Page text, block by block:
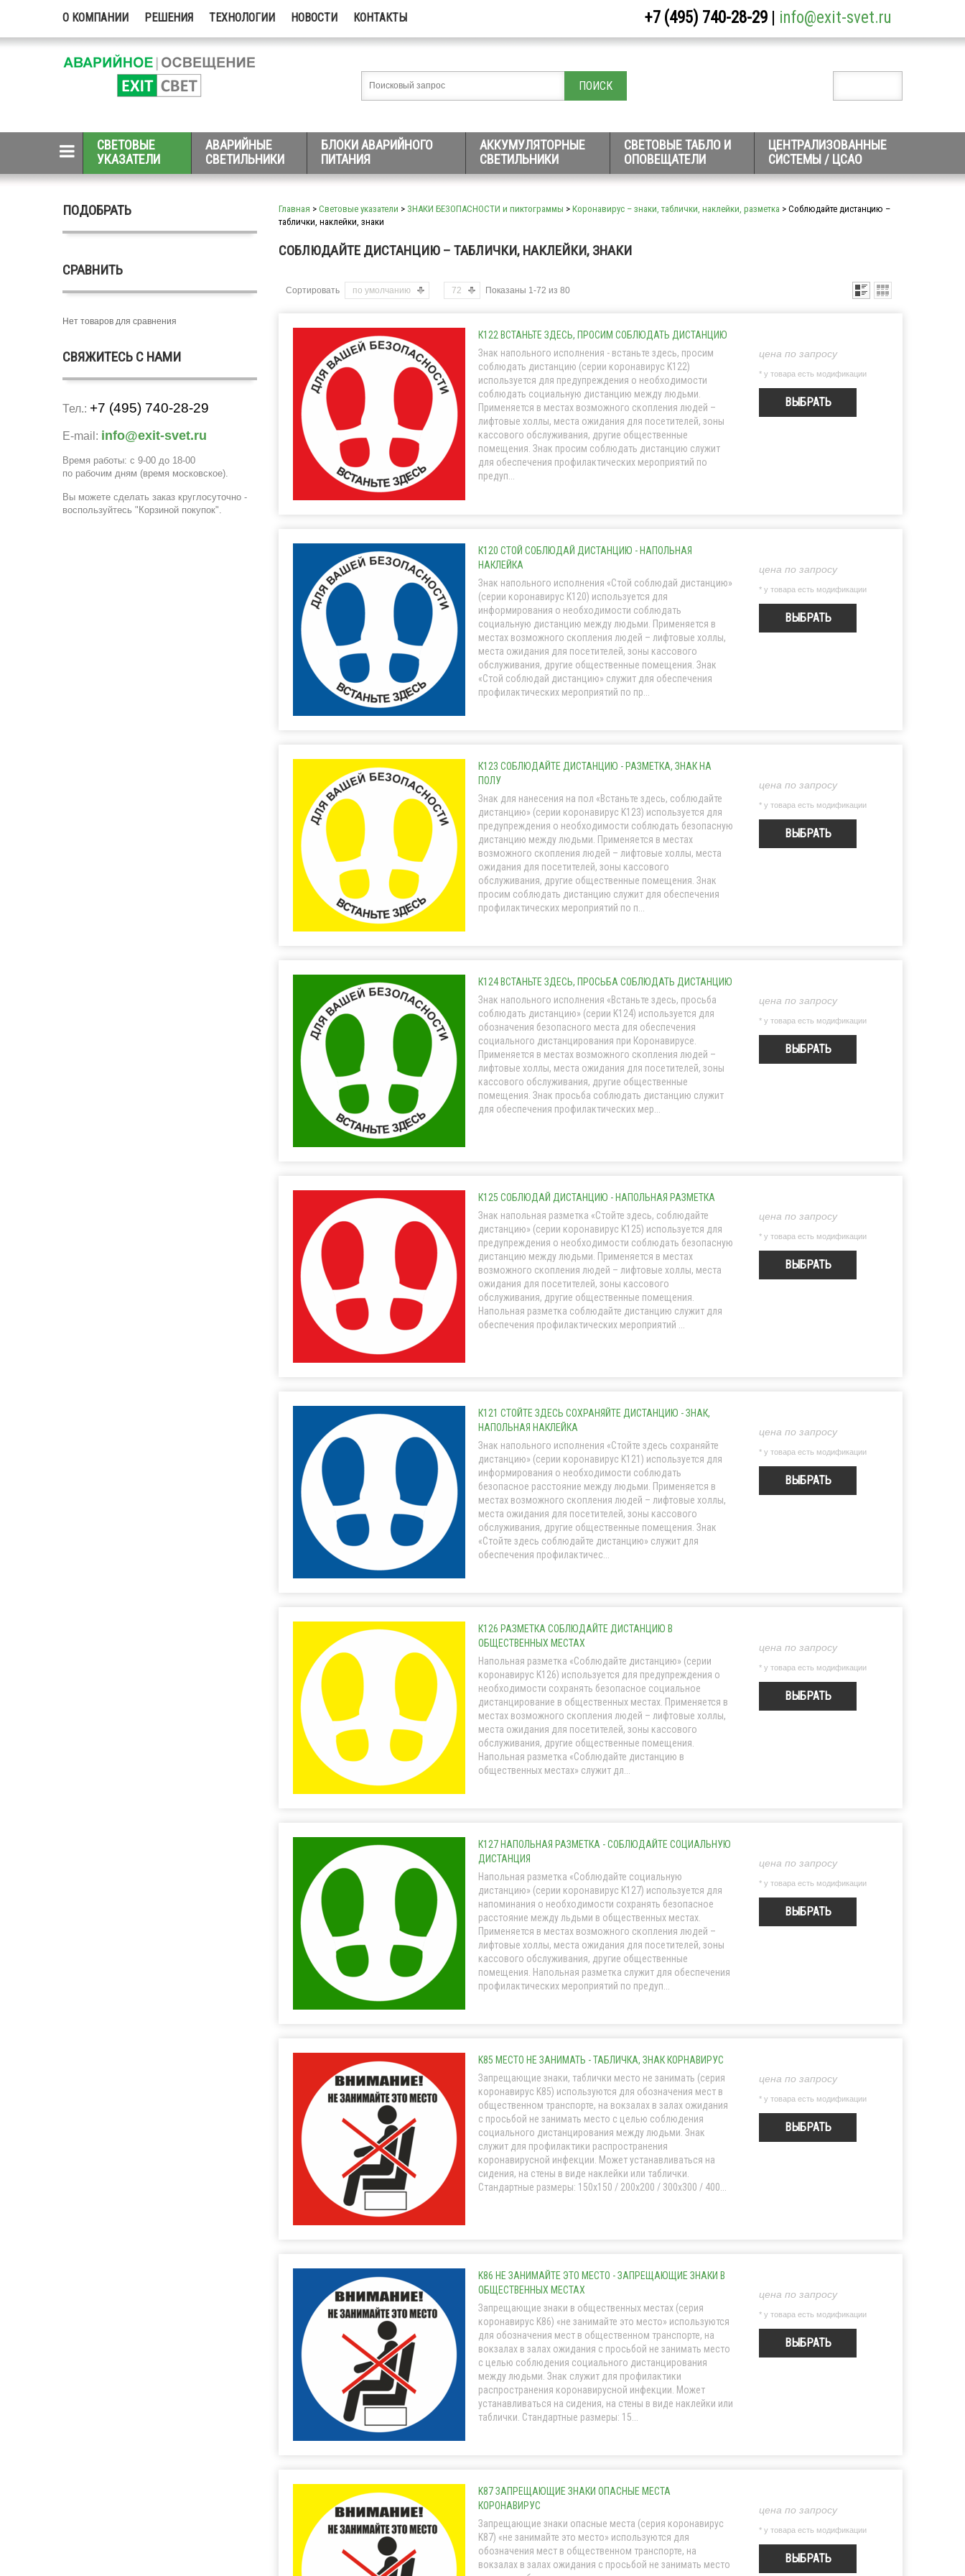
О КОМПАНИИ РЕШЕНИЯ ТЕХНОЛОГИИ НОВОСТИ КОНТАКТЫ +7 (495) 740-28-29 info@exit-svet.ru
СВЕТОВЫЕ
УКАЗАТЕЛИ
АВАРИЙНЫЕ
СВЕТИЛЬНИКИ
БЛОКИ АВАРИЙНОГО
ПИТАНИЯ
АККУМУЛЯТОРНЫЕ
СВЕТИЛЬНИКИ
СВЕТОВЫЕ ТАБЛО И
ОПОВЕЩАТЕЛИ
ЦЕНТРАЛИЗОВАННЫЕ
СИСТЕМЫ / ЦСАО
ПОДОБРАТЬ
СРАВНИТЬ
Нет товаров для сравнения
СВЯЖИТЕСЬ С НАМИ
Тел.: +7 (495) 740-28-29
E-mail: info@exit-svet.ru
Время работы: с 9-00 до 18-00
по рабочим дням (время московское).
Вы можете сделать заказ круглосуточно -
воспользуйтесь "Корзиной покупок".
Главная > Световые указатели > ЗНАКИ БЕЗОПАСНОСТИ и пиктограммы > Коронавирус – знаки, таблички, наклейки, разметка > Соблюдайте дистанцию –
таблички, наклейки, знаки
СОБЛЮДАЙТЕ ДИСТАНЦИЮ – ТАБЛИЧКИ, НАКЛЕЙКИ, ЗНАКИ
Сортировать по умолчанию 72 Показаны 1-72 из 80
К122 ВСТАНЬТЕ ЗДЕСЬ, ПРОСИМ СОБЛЮДАТЬ ДИСТАНЦИЮ
Знак напольного исполнения - встаньте здесь, просим
соблюдать дистанцию (серии коронавирус K122)
используется для предупреждения о необходимости
соблюдать социальную дистанцию между людьми.
Применяется в местах возможного скопления людей –
лифтовые холлы, места ожидания для посетителей, зоны
кассового обслуживания, другие общественные
помещения. Знак просим соблюдать дистанцию служит
для обеспечения профилактических мероприятий по
предуп...
цена по запросу
* у товара есть модификации
ВЫБРАТЬ
К120 СТОЙ СОБЛЮДАЙ ДИСТАНЦИЮ - НАПОЛЬНАЯ
НАКЛЕЙКА
Знак напольного исполнения «Стой соблюдай дистанцию»
(серии коронавирус K120) используется для
информирования о необходимости соблюдать
социальную дистанцию между людьми. Применяется в
местах возможного скопления людей – лифтовые холлы,
места ожидания для посетителей, зоны кассового
обслуживания, другие общественные помещения. Знак
«Стой соблюдай дистанцию» служит для обеспечения
профилактических мероприятий по пр...
цена по запросу
* у товара есть модификации
ВЫБРАТЬ
К123 СОБЛЮДАЙТЕ ДИСТАНЦИЮ - РАЗМЕТКА, ЗНАК НА
ПОЛУ
Знак для нанесения на пол «Встаньте здесь, соблюдайте
дистанцию» (серии коронавирус K123) используется для
предупреждения о необходимости соблюдать безопасную
дистанцию между людьми. Применяется в местах
возможного скопления людей – лифтовые холлы, места
ожидания для посетителей, зоны кассового
обслуживания, другие общественные помещения. Знак
просим соблюдать дистанцию служит для обеспечения
профилактических мероприятий по п...
цена по запросу
* у товара есть модификации
ВЫБРАТЬ
К124 ВСТАНЬТЕ ЗДЕСЬ, ПРОСЬБА СОБЛЮДАТЬ ДИСТАНЦИЮ
Знак напольного исполнения «Встаньте здесь, просьба
соблюдать дистанцию» (серии K124) используется для
обозначения безопасного места для обеспечения
социального дистанцирования при Коронавирусе.
Применяется в местах возможного скопления людей –
лифтовые холлы, места ожидания для посетителей, зоны
кассового обслуживания, другие общественные
помещения. Знак просьба соблюдать дистанцию служит
для обеспечения профилактических мер...
цена по запросу
* у товара есть модификации
ВЫБРАТЬ
К125 СОБЛЮДАЙ ДИСТАНЦИЮ - НАПОЛЬНАЯ РАЗМЕТКА
Знак напольная разметка «Стойте здесь, соблюдайте
дистанцию» (серии коронавирус K125) используется для
предупреждения о необходимости соблюдать безопасную
дистанцию между людьми. Применяется в местах
возможного скопления людей – лифтовые холлы, места
ожидания для посетителей, зоны кассового
обслуживания, другие общественные помещения.
Напольная разметка соблюдайте дистанцию служит для
обеспечения профилактических мероприятий ...
цена по запросу
* у товара есть модификации
ВЫБРАТЬ
К121 СТОЙТЕ ЗДЕСЬ СОХРАНЯЙТЕ ДИСТАНЦИЮ - ЗНАК,
НАПОЛЬНАЯ НАКЛЕЙКА
Знак напольного исполнения «Стойте здесь сохраняйте
дистанцию» (серии коронавирус K121) используется для
информирования о необходимости соблюдать
безопасное расстояние между людьми. Применяется в
местах возможного скопления людей – лифтовые холлы,
места ожидания для посетителей, зоны кассового
обслуживания, другие общественные помещения. Знак
«Стойте здесь соблюдайте дистанцию» служит для
обеспечения профилактичес...
цена по запросу
* у товара есть модификации
ВЫБРАТЬ
К126 РАЗМЕТКА СОБЛЮДАЙТЕ ДИСТАНЦИЮ В
ОБЩЕСТВЕННЫХ МЕСТАХ
Напольная разметка «Соблюдайте дистанцию» (серии
коронавирус K126) используется для предупреждения о
необходимости сохранять безопасное социальное
дистанцирование в общественных местах. Применяется в
местах возможного скопления людей – лифтовые холлы,
места ожидания для посетителей, зоны кассового
обслуживания, другие общественные помещения.
Напольная разметка «Соблюдайте дистанцию в
общественных местах» служит дл...
цена по запросу
* у товара есть модификации
ВЫБРАТЬ
К127 НАПОЛЬНАЯ РАЗМЕТКА - СОБЛЮДАЙТЕ СОЦИАЛЬНУЮ
ДИСТАНЦИЯ
Напольная разметка «Соблюдайте социальную
дистанцию» (серии коронавирус K127) используется для
напоминания о необходимости сохранять безопасное
расстояние между льдьми в общественных местах.
Применяется в местах возможного скопления людей –
лифтовые холлы, места ожидания для посетителей, зоны
кассового обслуживания, другие общественные
помещения. Напольная разметка служит для обеспечения
профилактических мероприятий по предуп...
цена по запросу
* у товара есть модификации
ВЫБРАТЬ
K85 МЕСТО НЕ ЗАНИМАТЬ - ТАБЛИЧКА, ЗНАК КОРНАВИРУС
Запрещающие знаки, таблички место не занимать (серия
коронавирус K85) используются для обозначения мест в
общественном транспорте, на вокзалах в залах ожидания
с просьбой не занимать место с целью соблюдения
социального дистанцирования между людьми. Знак
служит для профилактики распространения
коронавирусной инфекции. Может устанавливаться на
сидения, на стены в виде наклейки или таблички.
Стандартные размеры: 150x150 / 200x200 / 300x300 / 400...
цена по запросу
* у товара есть модификации
ВЫБРАТЬ
K86 НЕ ЗАНИМАЙТЕ ЭТО МЕСТО - ЗАПРЕЩАЮЩИЕ ЗНАКИ В
ОБЩЕСТВЕННЫХ МЕСТАХ
Запрещающие знаки в общественных местах (серия
коронавирус K86) «не занимайте это место» используются
для обозначения мест в общественном транспорте, на
вокзалах в залах ожидания с просьбой не занимать место
с целью соблюдения социального дистанцирования
между людьми. Знак служит для профилактики
распространения коронавирусной инфекции. Может
устанавливаться на сидения, на стены в виде наклейки или
таблички. Стандартные размеры: 15...
цена по запросу
* у товара есть модификации
ВЫБРАТЬ
K87 ЗАПРЕЩАЮЩИЕ ЗНАКИ ОПАСНЫЕ МЕСТА
КОРОНАВИРУС
Запрещающие знаки опасные места (серия коронавирус
K87) «не занимайте это место» используются для
обозначения мест в общественном транспорте, на
вокзалах в залах ожидания с просьбой не занимать место
цена по запросу
* у товара есть модификации
ВЫБРАТЬ